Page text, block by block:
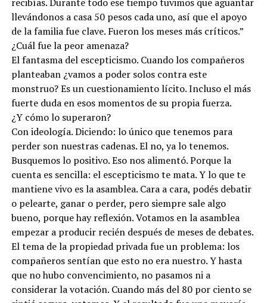
llevándonos a casa 50 pesos cada uno, así que el apoyo
de la familia fue clave. Fueron los meses más críticos.”
¿Cuál fue la peor amenaza?
El fantasma del escepticismo. Cuando los compañeros
planteaban ¿vamos a poder solos contra este
monstruo? Es un cuestionamiento lícito. Incluso el más
fuerte duda en esos momentos de su propia fuerza.
¿Y cómo lo superaron?
Con ideología. Diciendo: lo único que tenemos para
perder son nuestras cadenas. El no, ya lo tenemos.
Busquemos lo positivo. Eso nos alimentó. Porque la
cuenta es sencilla: el escepticismo te mata. Y lo que te
mantiene vivo es la asamblea. Cara a cara, podés debatir
o pelearte, ganar o perder, pero siempre sale algo
bueno, porque hay reflexión. Votamos en la asamblea
empezar a producir recién después de meses de debates.
El tema de la propiedad privada fue un problema: los
compañeros sentían que esto no era nuestro. Y hasta
que no hubo convencimiento, no pasamos ni a
considerar la votación. Cuando más del 80 por ciento se